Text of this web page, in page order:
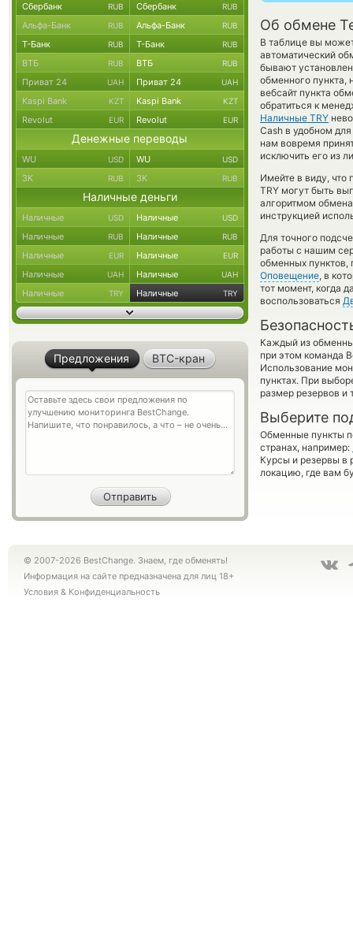
Об обмене
В таблице вы
автоматический
бывают
обменного пункта,
вебсайт пункта
обратиться к
Наличные TRY
Cash в удобном
нам вовремя
исключить его из
Имейте в виду, что
TRY могут быть
алгоритмом обмена
инструкцией
Для точного
работы с нашим
обменных
Оповещение, в
тот момент, когда
воспользоваться
Каждый из
при этом команда
Использование
пунктах. При
размер резервов и
Выберите
Обменные пункты
странах, например:
Курсы и резервы в
локацию, где вам
Сбербанк RUB Сбербанк RUB
Альфа-Банк RUB Альфа-Банк RUB
Т-Банк RUB Т-Банк RUB
ВТБ RUB ВТБ RUB
Приват 24 UAH Приват 24 UAH
Kaspi Bank KZT Kaspi Bank KZT
Revolut EUR Revolut EUR
Денежные переводы
WU USD WU USD
ЗК RUB ЗК RUB
Наличные деньги
Наличные USD Наличные USD
Наличные RUB Наличные RUB
Наличные EUR Наличные EUR
Наличные UAH Наличные UAH
Наличные TRY Наличные TRY
Предложения BTC-кран
© 2007-2026 BestChange. Знаем, где обменять!
Информация на сайте предназначена для лиц 18+
Условия & Конфиденциальность